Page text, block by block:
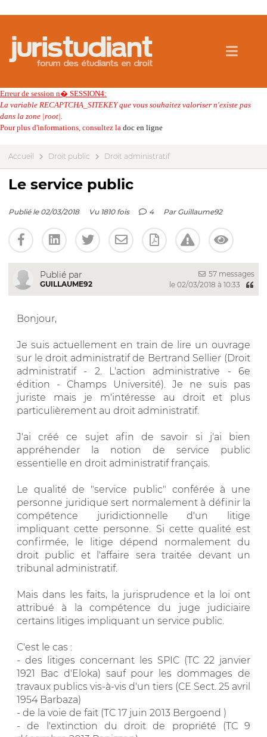
Erreur de session n� SESSION4:
La variable RECAPTCHA_SITEKEY que vous souhaitez valoriser n'existe pas
dans la zone |root|.
Pour plus d'informations, consultez la doc en ligne
Accueil Droit public Droit administratif
Le service public
Publié le 02/03/2018 Vu 1810 fois 4 Par Guillaume92
Publié par
GUILLAUME92
57 messages
le 02/03/2018 à 10:33
Bonjour,
Je suis actuellement en train de lire un ouvrage
sur le droit administratif de Bertrand Sellier (Droit
administratif - 2. L'action administrative - 6e
édition - Champs Université). Je ne suis pas
juriste mais je m'intéresse au droit et plus
particulièrement au droit administratif.
J'ai créé ce sujet afin de savoir si j'ai bien
appréhender la notion de service public
essentielle en droit administratif français.
Le qualité de "service public" conférée à une
personne juridique sert normalement à définir la
compétence juridictionnelle d'un litige
impliquant cette personne. Si cette qualité est
confirmée, le litige dépend normalement du
droit public et l'affaire sera traitée devant un
tribunal administratif.
Mais dans les faits, la jurisprudence et la loi ont
attribué à la compétence du juge judiciaire
certains litiges impliquant un service public.
C'est le cas :
- des litiges concernant les SPIC (TC 22 janvier
1921 Bac d'Eloka) sauf pour les dommages de
travaux publics vis-à-vis d'un tiers (CE Sect. 25 avril
1954 Barbaza)
- de la voie de fait (TC 17 juin 2013 Bergoend )
- de l'extinction du droit de propriété (TC 9